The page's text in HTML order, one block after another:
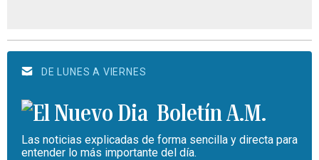
DE LUNES A VIERNES
Boletín A.M.
Las noticias explicadas de forma sencilla y directa para
entender lo más importante del día.